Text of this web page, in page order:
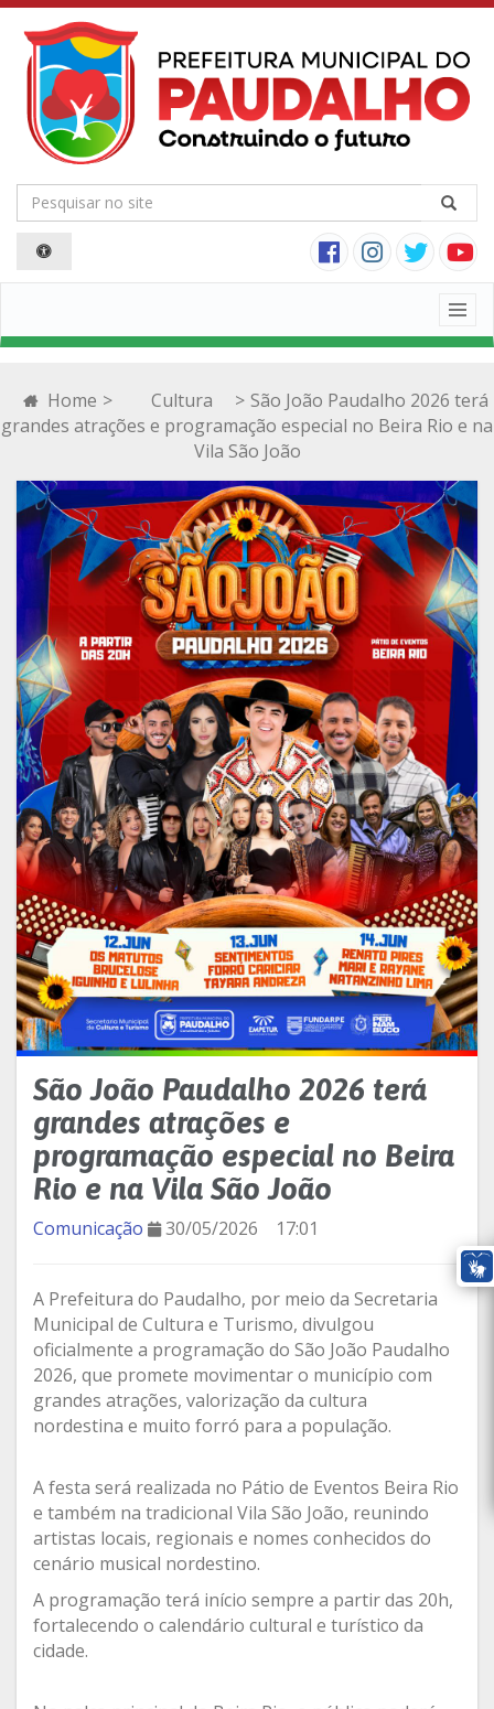
Home > Cultura > São João Paudalho 2026 terá
grandes atrações e programação especial no Beira Rio e na
Vila São João
São João Paudalho 2026 terá
grandes atrações e
programação especial no Beira
Rio e na Vila São João
Comunicação 30/05/2026 17:01
A Prefeitura do Paudalho, por meio da Secretaria
Municipal de Cultura e Turismo, divulgou
oficialmente a programação do São João Paudalho
2026, que promete movimentar o município com
grandes atrações, valorização da cultura
nordestina e muito forró para a população.
A festa será realizada no Pátio de Eventos Beira Rio
e também na tradicional Vila São João, reunindo
artistas locais, regionais e nomes conhecidos do
cenário musical nordestino.
A programação terá início sempre a partir das 20h,
fortalecendo o calendário cultural e turístico da
cidade.